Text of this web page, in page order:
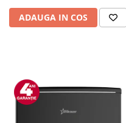
ADAUGA IN COS